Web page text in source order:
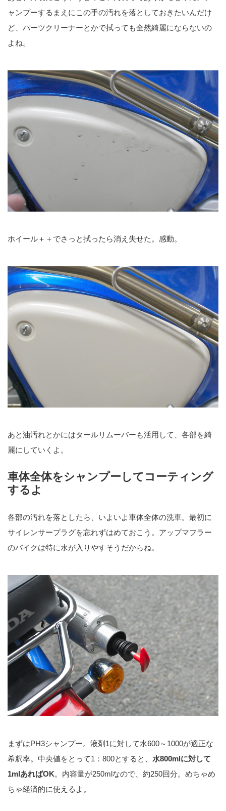
ャンプーするまえにこの手の汚れを落としておきたいんだけ
ど、パーツクリーナーとかで拭っても全然綺麗にならないの
よね。
ホイール＋＋でさっと拭ったら消え失せた。感動。
あと油汚れとかにはタールリムーバーも活用して、各部を綺
麗にしていくよ。
車体全体をシャンプーしてコーティング
するよ
各部の汚れを落としたら、いよいよ車体全体の洗車。最初に
サイレンサープラグを忘れずはめておこう。アップマフラー
のバイクは特に水が入りやすそうだからね。
まずはPH3シャンプー。液剤1に対して水600～1000が適正な
希釈率。中央値をとって1：800とすると、 水800mlに対して
1mlあればOK。内容量が250mlなので、約250回分。めちゃめ
ちゃ経済的に使えるよ。